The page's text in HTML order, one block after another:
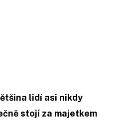
lidí asi nikdy
stojí za majetkem